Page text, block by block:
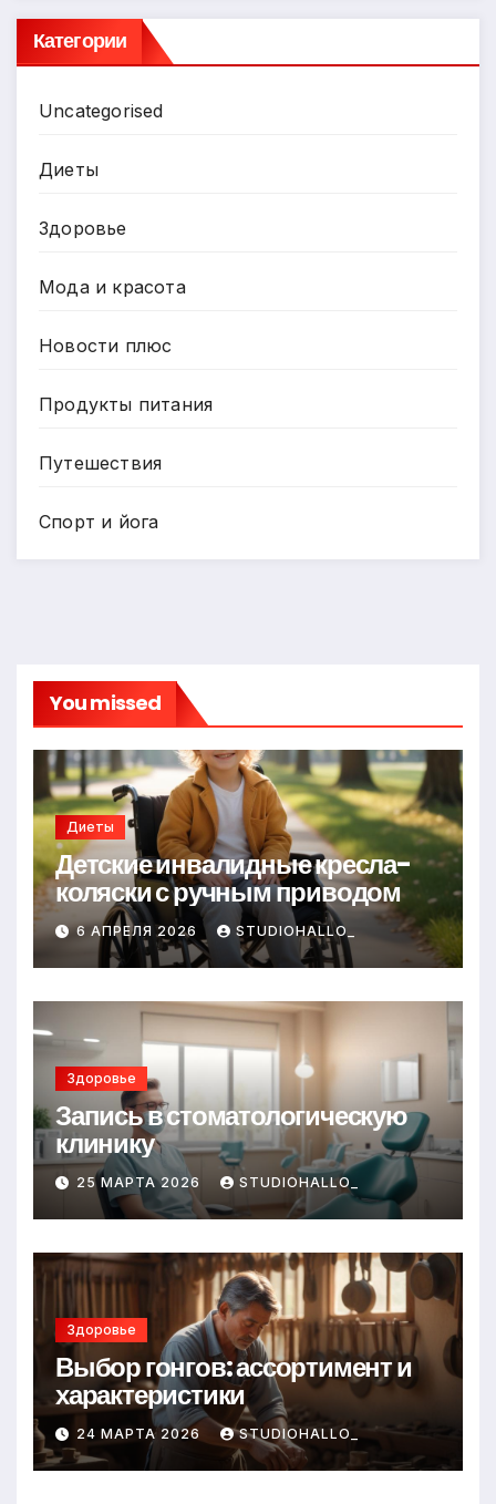
Категории
Uncategorised
Диеты
Здоровье
Мода и красота
Новости плюс
Продукты питания
Путешествия
Спорт и йога
You missed
Диеты
Детские инвалидные кресла-
коляски с ручным приводом
6 АПРЕЛЯ 2026 STUDIOHALLO_
Здоровье
Запись в стоматологическую
клинику
25 МАРТА 2026 STUDIOHALLO_
Здоровье
Выбор гонгов: ассортимент и
характеристики
24 МАРТА 2026 STUDIOHALLO_